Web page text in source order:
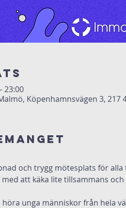
23:00
Köpenhamnsvägen 3, 217
och trygg mötesplats för
att käka lite tillsammans